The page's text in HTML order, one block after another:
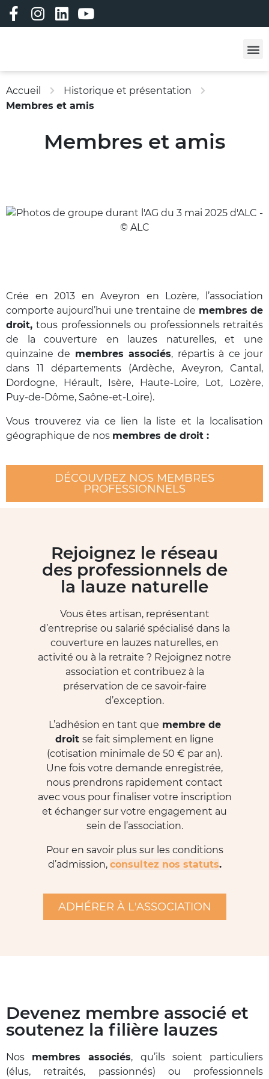
Accueil
Historique et présentation
Membres et amis
Membres et amis
Crée en 2013 en Aveyron en Lozère, l’association
comporte aujourd’hui une trentaine de membres de
droit,tous professionnels ou professionnels retraités
de la couverture en lauzes naturelles, et une
quinzaine de membres associés, répartis à ce jour
dans 11 départements (Ardèche, Aveyron, Cantal,
Dordogne, Hérault, Isère, Haute-Loire, Lot, Lozère,
Puy-de-Dôme, Saône-et-Loire).
Vous trouverez via ce lien la liste et la localisation
géographique de nos membres de droit :
DÉCOUVREZ NOS MEMBRES
PROFESSIONNELS
Rejoignez le réseau
des professionnels de
la lauze naturelle
Vous êtes artisan, représentant
d’entreprise ou salarié spécialisé dans la
couverture en lauzes naturelles, en
activité ou à la retraite ? Rejoignez notre
association et contribuez à la
préservation de ce savoir-faire
d’exception.
L’adhésion en tant que membre de
droit se fait simplement en ligne
(cotisation minimale de 50 € par an).
Une fois votre demande enregistrée,
nous prendrons rapidement contact
avec vous pour finaliser votre inscription
et échanger sur votre engagement au
sein de l’association.
Pour en savoir plus sur les conditions
d’admission, consultez nos statuts.
ADHÉRER À L'ASSOCIATION
Devenez membre associé et
soutenez la filière lauzes
Nos membres associés, qu’ils soient particuliers
(élus, retraités, passionnés) ou professionnels